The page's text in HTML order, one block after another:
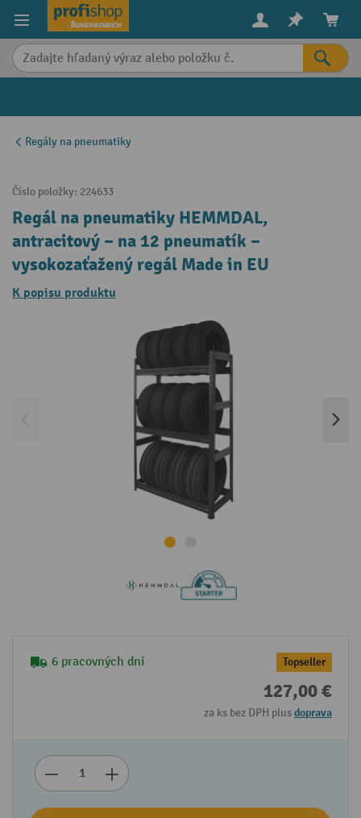
content
Regály na pneumatiky
Číslo položky: 224633
Regál na pneumatiky HEMMDAL,
antracitový – na 12 pneumatík –
vysokozaťažený regál Made in EU
K popisu produktu
6 pracovných dní Topseller
127,00 €
za ks bez DPH plusdoprava